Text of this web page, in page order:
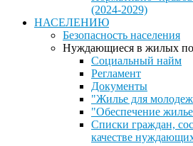
(2024-2029)
НАСЕЛЕНИЮ
Безопасность населения
Нуждающиеся в жилых
Социальный найм
Регламент
Документы
"Жилье для
"Обеспечение
Списки граждан,
качестве